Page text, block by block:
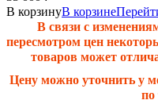
В корзинуВ корзине
В связи с
пересмотром цен
товаров может
Цену можно уточнить у
по